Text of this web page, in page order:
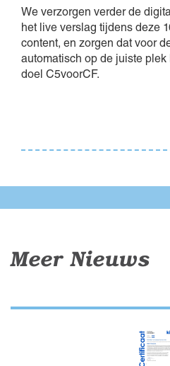
We verzorgen verder de
het live verslag tijdens deze
content, en zorgen dat voor
automatisch op de juiste
doel C5voorCF.
Meer Nieuws